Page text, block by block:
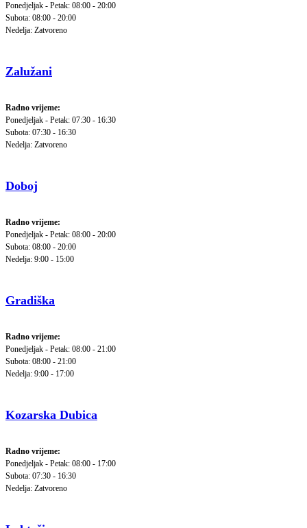
Ponedjeljak - Petak: 08:00 - 20:00
Subota: 08:00 - 20:00
Nedelja: Zatvoreno
Zalužani
Radno vrijeme:
Ponedjeljak - Petak: 07:30 - 16:30
Subota: 07:30 - 16:30
Nedelja: Zatvoreno
Doboj
Radno vrijeme:
Ponedjeljak - Petak: 08:00 - 20:00
Subota: 08:00 - 20:00
Nedelja: 9:00 - 15:00
Gradiška
Radno vrijeme:
Ponedjeljak - Petak: 08:00 - 21:00
Subota: 08:00 - 21:00
Nedelja: 9:00 - 17:00
Kozarska Dubica
Radno vrijeme:
Ponedjeljak - Petak: 08:00 - 17:00
Subota: 07:30 - 16:30
Nedelja: Zatvoreno